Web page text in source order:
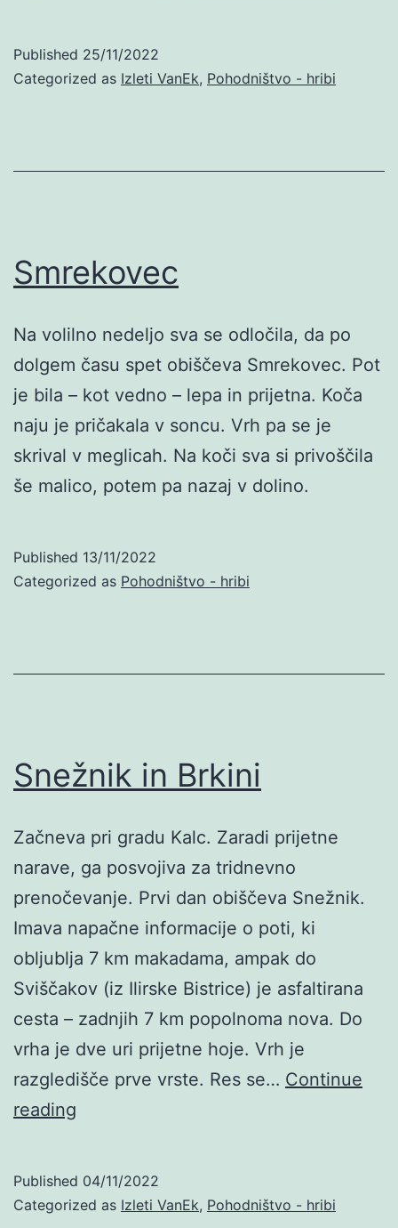
Published 25/11/2022
Categorized as Izleti VanEk, Pohodništvo - hribi
Smrekovec
Na volilno nedeljo sva se odločila, da po
dolgem času spet obiščeva Smrekovec. Pot
je bila – kot vedno – lepa in prijetna. Koča
naju je pričakala v soncu. Vrh pa se je
skrival v meglicah. Na koči sva si privoščila
še malico, potem pa nazaj v dolino.
Published 13/11/2022
Categorized as Pohodništvo - hribi
Snežnik in Brkini
Začneva pri gradu Kalc. Zaradi prijetne
narave, ga posvojiva za tridnevno
prenočevanje. Prvi dan obiščeva Snežnik.
Imava napačne informacije o poti, ki
obljublja 7 km makadama, ampak do
Sviščakov (iz Ilirske Bistrice) je asfaltirana
cesta – zadnjih 7 km popolnoma nova. Do
vrha je dve uri prijetne hoje. Vrh je
razgledišče prve vrste. Res se… Continue
reading
Published 04/11/2022
Categorized as Izleti VanEk, Pohodništvo - hribi